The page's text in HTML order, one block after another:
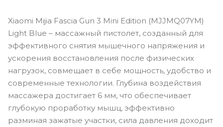
Xiaomi Mijia Fascia Gun 3 Mini Edition (MJJMQ07YM)
Light Blue – массажный пистолет, созданный для
эффективного снятия мышечного напряжения и
ускорения восстановления после физических
нагрузок, совмещает в себе мощность, удобство и
современные технологии. Глубина воздействия
массажера достигает 6 мм, что обеспечивает
глубокую проработку мышц, эффективно
разминая зажатые участки, сила давления доходит